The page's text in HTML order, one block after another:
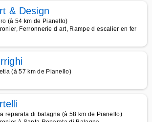
& Design
(à 54 km de Pianello)
Ferronnerie d art, Rampe d escalier en fer
(à 57 km de Pianello)
reparata di balagna (à 58 km de Pianello)